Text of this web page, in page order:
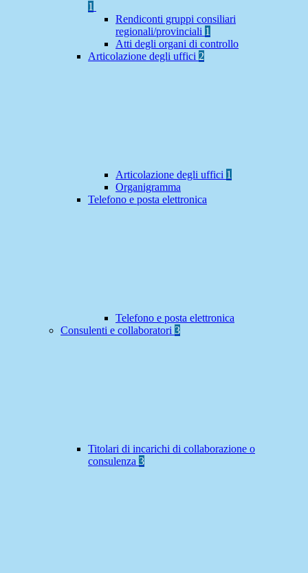
1
Rendiconti gruppi consiliari
regionali/provinciali 1
Atti degli organi di controllo
Articolazione degli uffici 2
Articolazione degli uffici 1
Organigramma
Telefono e posta elettronica
Telefono e posta elettronica
Consulenti e collaboratori 3
Titolari di incarichi di collaborazione o
consulenza 3